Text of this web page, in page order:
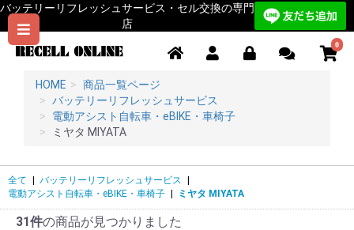
バッテリーリフレッシュサービス・セル交換の専門
店
0
HOME
商品一覧ページ
バッテリーリフレッシュサービス
電動アシスト自転車・eBIKE・車椅子
ミヤタ MIYATA
全て バッテリーリフレッシュサービス
電動アシスト自転車・eBIKE・車椅子
ミヤタ MIYATA
31件の商品が見つかりました